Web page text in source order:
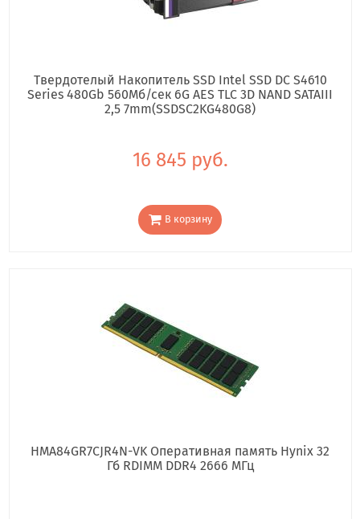
Твердотелый Накопитель SSD Intel SSD DC S4610
Series 480Gb 560Мб/сек 6G AES TLC 3D NAND SATAIII
2,5 7mm(SSDSC2KG480G8)
16 845 руб.
В корзину
HMA84GR7CJR4N-VK Оперативная память Hynix 32
Гб RDIMM DDR4 2666 МГц